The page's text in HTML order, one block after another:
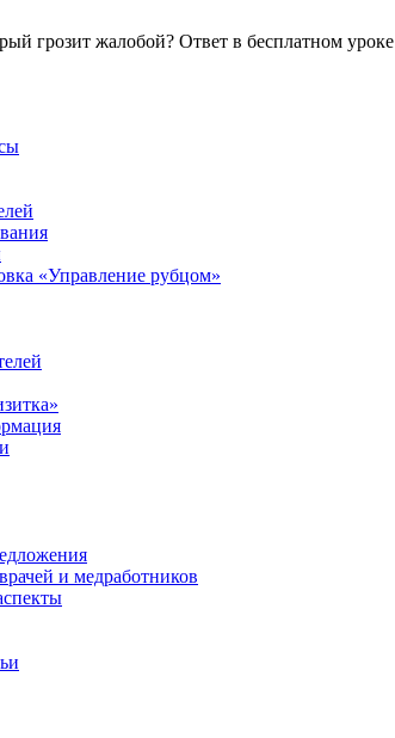
грозит жалобой? Ответ в бесплатном уроке
«Управление рубцом»
и медработников